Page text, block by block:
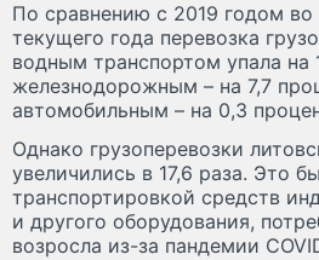
По сравнению с 2019 годом во
текущего года перевозка
водным транспортом упала на
железнодорожным – на 7,7
автомобильным – на 0,3
Однако грузоперевозки
увеличились в 17,6 раза. Это
транспортировкой средств
и другого оборудования,
возросла из-за пандемии